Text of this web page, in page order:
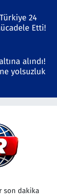
24
Etti!
alındı!
yolsuzluk
son dakika